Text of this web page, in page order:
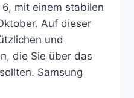
mit einem stabilen
Auf dieser
und
die Sie über das
Samsung